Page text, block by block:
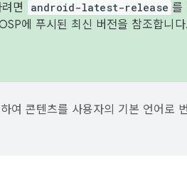
면
android-latest-release 를
에 푸시된 최신 버전을 참조합니
여 콘텐츠를 사용자의 기본 언어로 번